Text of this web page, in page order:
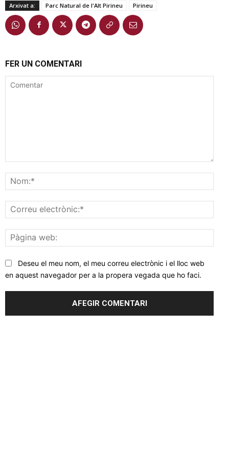
Arxivat a: Parc Natural de l'Alt Pirineu Pirineu
FER UN COMENTARI
web:
Deseu el meu nom, el meu correu electrònic i el lloc web
en aquest navegador per a la propera vegada que ho faci.